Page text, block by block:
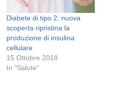
Diabete di tipo 2: nuova
scoperta ripristina la
produzione di insulina
cellulare
15 Ottobre 2018
In "Salute"